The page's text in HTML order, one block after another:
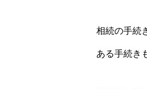
相続の手続
ある手続き